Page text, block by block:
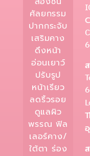
ศัลยกรรม
ปากกระจับ
เสริมคาง
ดึงหน้า
อ่อนเยาว์
ปรับรูป
หน้าเรียว
ลดริ้วรอย
ดูแลผิว
พรรณ ฟิล
เลอร์คาง/
ใต้ตา ร่อง